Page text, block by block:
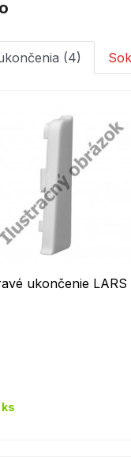
(4)
ukončenie